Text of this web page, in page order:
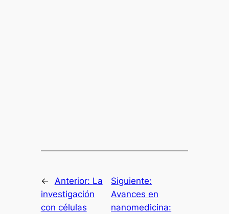
← Anterior: La
investigación
con células
Siguiente:
Avances en
nanomedicina: